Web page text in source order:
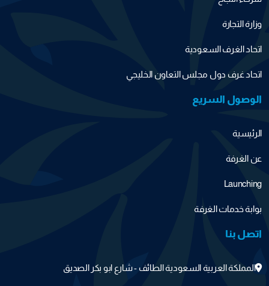
وزارة التجارة
اتحاد الغرف السعودية
اتحاد غرف دول مجلس التعاون الخليجي
الوصول السريع
الرئيسية
عن الغرفة
Launching
بوابة خدمات الغرفة
اتصل بنا
المملكة العربية السعودية الطائف - شارع ابو بكر الصديق